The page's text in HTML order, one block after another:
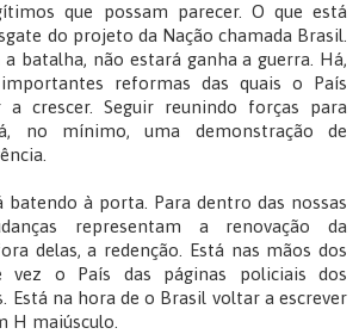
que possam parecer. O que está
do projeto da Nação chamada Brasil.
a batalha, não estará ganha a guerra. Há,
reformas das quais o País
a crescer. Seguir reunindo forças para
no mínimo, uma demonstração de
batendo à porta. Para dentro das nossas
representam a renovação da
delas, a redenção. Está nas mãos dos
vez o País das páginas policiais dos
Está na hora de o Brasil voltar a escrever
H maiúsculo.